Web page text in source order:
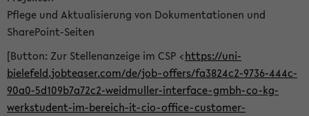
Pflege und Aktualisierung von Dokumentationen und
SharePoint-Seiten
[Button: Zur Stellenanzeige im CSP <https://uni-
bielefeld.jobteaser.com/de/job-offers/fa3824c2-9736-444c-
90a0-5d109b7a72c2-weidmuller-interface-gmbh-co-kg-
werkstudent-im-bereich-it-cio-office-customer-